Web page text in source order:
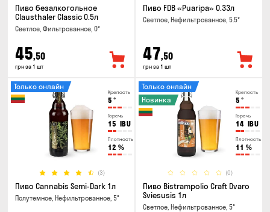
Пиво безалкогольное
Clausthaler Classic 0.5л
Светлое, Фильтрованное, 0°
45,50
грн за 1 шт
Пиво FDB «Puaripa» 0.33л
Светлое, Нефильтрованное, 5.5°
47,50
грн за 1 шт
Крепость
5 °
Горечь
15 IBU
Плотность
12 %
(3)
Только онлайн
Пиво Cannabis Semi-Dark 1л
Полутемное, Нефильтрованное, 5°
Крепость
5 °
Горечь
14 IBU
Плотность
11 %
(0)
Только онлайн
Новинка
Пиво Bistrampolio Craft Dvaro
Sviesusis 1л
Светлое, Нефильтрованное, 5°